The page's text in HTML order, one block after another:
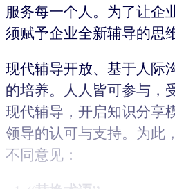
服务每一个人。为了让企
须赋予企业全新辅导的思
现代辅导开放、基于人际
的培养。人人皆可参与，
现代辅导，开启知识分享
领导的认可与支持。为此
不同意见：